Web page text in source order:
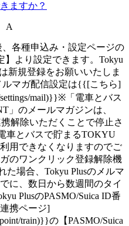
ますか？
A
、各種申込み・設定ページの
】より設定できます。Tokyu
新規登録をお願いいたしま
ルマガ配信設定は{{[こちら]
settings/mail)}}※「電車とバス
」のメールマガジンは、
解除いただくことで停止さ
車とバスで貯まるTOKYU
用できなくなりますのでご
のワンクリック登録解除機
た場合、Tokyu Plusのメルマ
に、数日から数週間のタイ
PlusのPASMO/Suica ID番
携ページ]
train)}}の【PASMO/Suica